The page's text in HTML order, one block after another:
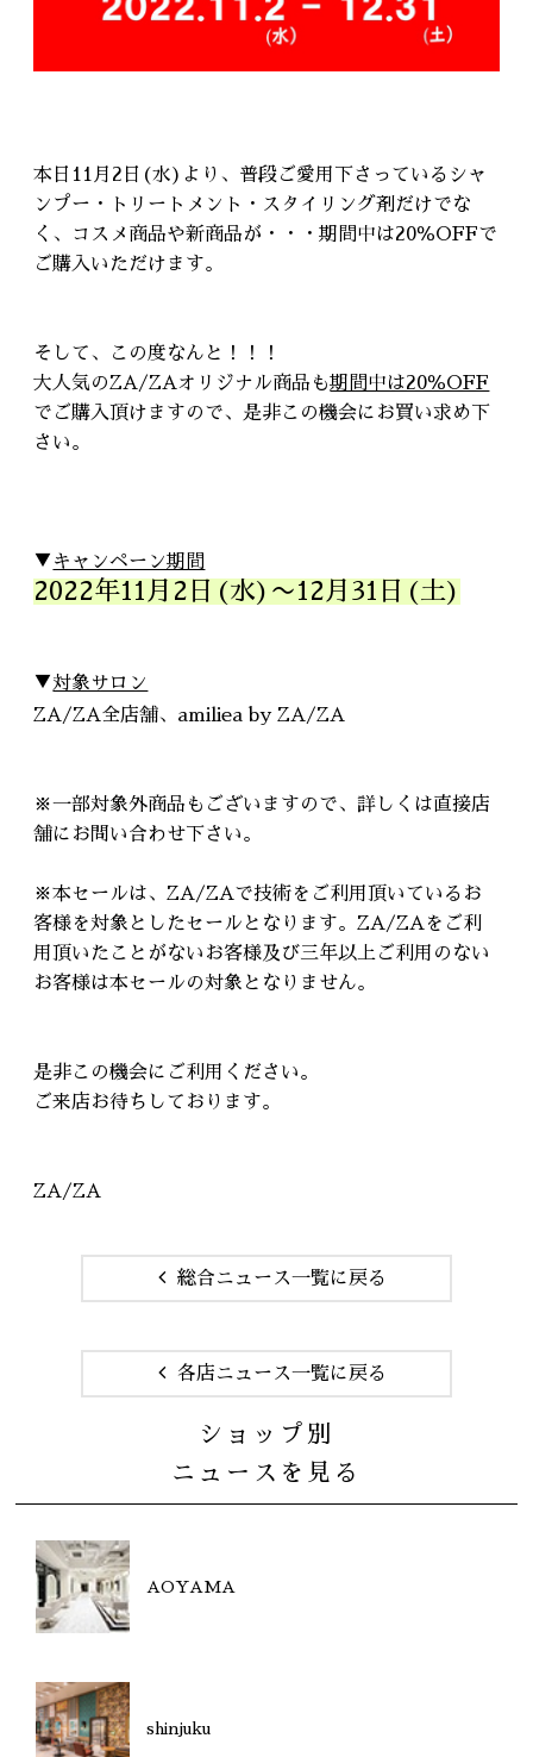
本日11月2日(水)より、普段ご愛用下さっているシャ
ンプー・トリートメント・スタイリング剤だけでな
く、コスメ商品や新商品が・・・期間中は20％OFFで
ご購入いただけます。
そして、この度なんと！！！
大人気のZA/ZAオリジナル商品も期間中は20％OFF
でご購入頂けますので、是非この機会にお買い求め下
さい。
▼ キャンペーン期間
2022年11月2日(水)〜12月31日(土)
▼対象サロン
ZA/ZA全店舗、amiliea by ZA/ZA
※一部対象外商品もございますので、詳しくは直接店
舗にお問い合わせ下さい。
※本セールは、ZA/ZAで技術をご利用頂いているお
客様を対象としたセールとなります。ZA/ZAをご利
用頂いたことがないお客様及び三年以上ご利用のない
お客様は本セールの対象となりません。
是非この機会にご利用ください。
ご来店お待ちしております。
ZA/ZA
総合ニュース一覧に戻る
各店ニュース一覧に戻る
ショップ別
ニュースを見る
AOYAMA
shinjuku